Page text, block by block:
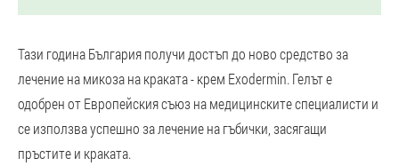
Тази година България получи достъп до ново средство за
лечение на микоза на краката - крем Exodermin. Гелът е
одобрен от Европейския съюз на медицинските специалисти и
се използва успешно за лечение на гъбички, засягащи
пръстите и краката.